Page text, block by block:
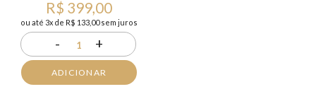
R$ 399,00
ou até 3x de R$ 133,00 sem juros
- 1 +
ADICIONAR